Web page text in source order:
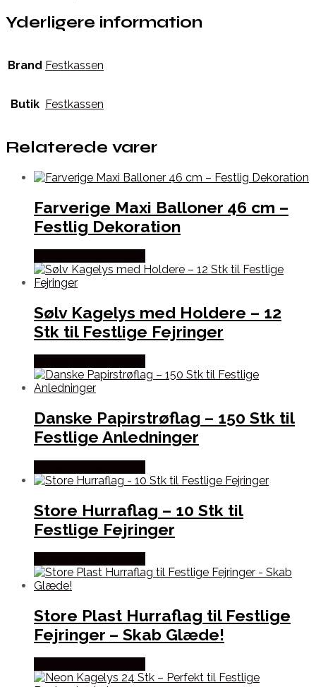
Yderligere information
Brand Festkassen
Butik Festkassen
Relaterede varer
Farverige Maxi Balloner 46 cm –
Festlig Dekoration
Sølv Kagelys med Holdere – 12
Stk til Festlige Fejringer
Danske Papirstrøflag – 150 Stk til
Festlige Anledninger
Store Hurraflag – 10 Stk til
Festlige Fejringer
Store Plast Hurraflag til Festlige
Fejringer – Skab Glæde!